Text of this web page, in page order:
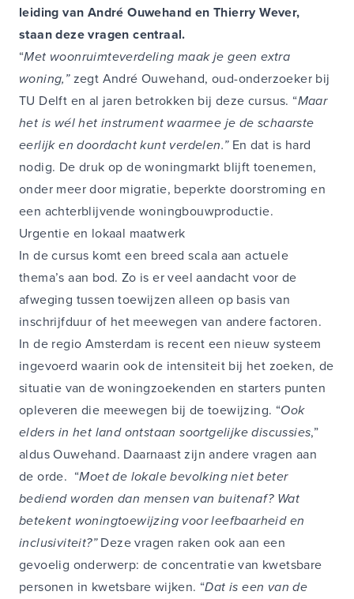
leiding van André Ouwehand en Thierry Wever,
staan deze vragen centraal.
“Met woonruimteverdeling maak je geen extra
woning,”zegt André Ouwehand, oud-onderzoeker bij
TU Delft en al jaren betrokken bij deze cursus. “Maar
het is wél het instrument waarmee je de schaarste
eerlijk en doordacht kunt verdelen.”En dat is hard
nodig. De druk op de woningmarkt blijft toenemen,
onder meer door migratie, beperkte doorstroming en
een achterblijvende woningbouwproductie.
Urgentie en lokaal maatwerk
In de cursus komt een breed scala aan actuele
thema’s aan bod. Zo is er veel aandacht voor de
afweging tussen toewijzen alleen op basis van
inschrijfduur of het meewegen van andere factoren.
In de regio Amsterdam is recent een nieuw systeem
ingevoerd waarin ook de intensiteit bij het zoeken, de
situatie van de woningzoekenden en starters punten
opleveren die meewegen bij de toewijzing. “Ook
elders in het land ontstaan soortgelijke discussies,”
aldus Ouwehand. Daarnaast zijn andere vragen aan
de orde. “Moet de lokale bevolking niet beter
bediend worden dan mensen van buitenaf? Wat
betekent woningtoewijzing voor leefbaarheid en
inclusiviteit?”Deze vragen raken ook aan een
gevoelig onderwerp: de concentratie van kwetsbare
personen in kwetsbare wijken. “Dat is een van de